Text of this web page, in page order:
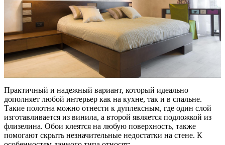
Практичный и надежный вариант, который идеально
дополняет любой интерьер как на кухне, так и в спальне.
Такие полотна можно отнести к дуплексным, где один слой
изготавливается из винила, а второй является подложкой из
флизелина. Обои клеятся на любую поверхность, также
помогают скрыть незначительные недостатки на стене. К